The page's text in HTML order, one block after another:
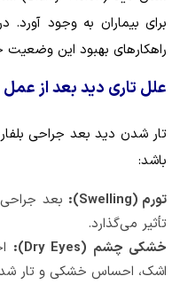
برای بیماران به وجود
راهکارهای بهبود این
علل تاری دید بعد از عمل
تار شدن دید بعد جراحی
باشد:
تورم (Swelling):
بعد
تأثیر می‌گذارد.
خشکی چشم (Dry Eyes):
اشک، احساس خشکی و تار